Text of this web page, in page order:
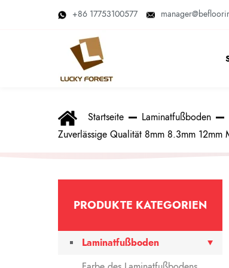
+86 17753100577
Startseite Laminatfußboden
Zuverlässige Qualität 8mm 8.3mm
PRODUKTE KATEGORIEN
Laminatfußboden